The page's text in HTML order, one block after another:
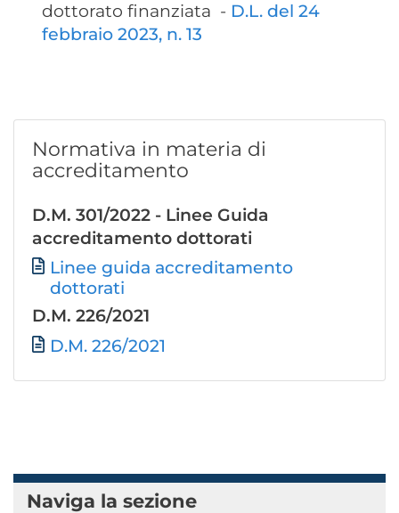
dottorato finanziata - D.L. del 24
febbraio 2023, n. 13
Normativa in materia di
accreditamento
D.M. 301/2022 - Linee Guida
accreditamento dottorati
FileLinee guida accreditamento
dottorati
D.M. 226/2021
FileD.M. 226/2021
Naviga la sezione